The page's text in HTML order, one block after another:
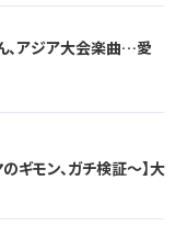
、アジア大会楽曲…愛
ギモン、ガチ検証～】大